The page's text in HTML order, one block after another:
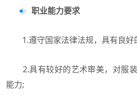
职业能力要求
1.遵守国家法律法规，具有良好
2.具有较好的艺术审美，对服装
能力;